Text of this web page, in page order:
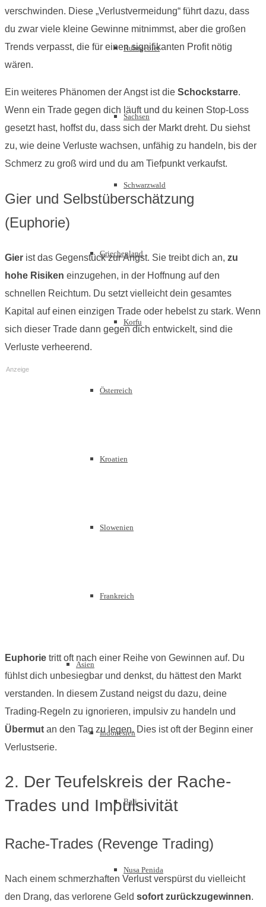
Ruhrgebiet
Sachsen
Schwarzwald
Griechenland
Korfu
Österreich
Kroatien
Slowenien
Frankreich
Asien
Indonesien
Bali
Nusa Penida
verschwinden. Diese „Verlustvermeidung“ führt dazu, dass
du zwar viele kleine Gewinne mitnimmst, aber die großen
Trends verpasst, die für einen signifikanten Profit nötig
wären.
Ein weiteres Phänomen der Angst ist die Schockstarre.
Wenn ein Trade gegen dich läuft und du keinen Stop-Loss
gesetzt hast, hoffst du, dass sich der Markt dreht. Du siehst
zu, wie deine Verluste wachsen, unfähig zu handeln, bis der
Schmerz zu groß wird und du am Tiefpunkt verkaufst.
Gier und Selbstüberschätzung
(Euphorie)
Gier ist das Gegenstück zur Angst. Sie treibt dich an, zu
hohe Risiken einzugehen, in der Hoffnung auf den
schnellen Reichtum. Du setzt vielleicht dein gesamtes
Kapital auf einen einzigen Trade oder hebelst zu stark. Wenn
sich dieser Trade dann gegen dich entwickelt, sind die
Verluste verheerend.
Anzeige
Euphorie tritt oft nach einer Reihe von Gewinnen auf. Du
fühlst dich unbesiegbar und denkst, du hättest den Markt
verstanden. In diesem Zustand neigst du dazu, deine
Trading-Regeln zu ignorieren, impulsiv zu handeln und
Übermut an den Tag zu legen. Dies ist oft der Beginn einer
Verlustserie.
2. Der Teufelskreis der Rache-
Trades und Impulsivität
Rache-Trades (Revenge Trading)
Nach einem schmerzhaften Verlust verspürst du vielleicht
den Drang, das verlorene Geld sofort zurückzugewinnen.